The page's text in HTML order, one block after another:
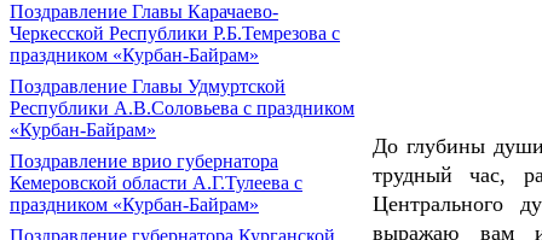
Поздравление Главы Карачаево-
Черкесской Республики Р.Б.Темрезова с
праздником «Курбан-Байрам»
Поздравление Главы Удмуртской
Республики А.В.Соловьева с праздником
«Курбан-Байрам»
Поздравление врио губернатора
Кемеровской области А.Г.Тулеева с
праздником «Курбан-Байрам»
Поздравление губернатора Курганской
До глубины
трудный час,
Центрального
выражаю вам